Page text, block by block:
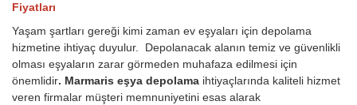
Fiyatları
Yaşam şartları gereği kimi zaman ev eşyaları için depolama
hizmetine ihtiyaç duyulur. Depolanacak alanın temiz ve güvenlikli
olması eşyaların zarar görmeden muhafaza edilmesi için
önemlidir. Marmaris eşya depolama ihtiyaçlarında kaliteli hizmet
veren firmalar müşteri memnuniyetini esas alarak